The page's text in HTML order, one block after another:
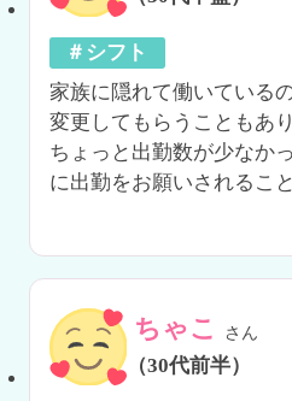
＃シフト
家族に隠れて働いている
変更してもらうこともあり
ちょっと出勤数が少なか
に出勤をお願いされるこ
ちゃこ さん
（30代前半）